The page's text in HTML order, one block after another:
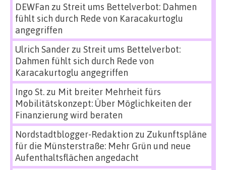
DEWFan zu Streit ums Bettelverbot: Dahmen
fühlt sich durch Rede von Karacakurtoglu
angegriffen
Ulrich Sanderzu Streit ums Bettelverbot:
Dahmen fühlt sich durch Rede von
Karacakurtoglu angegriffen
Ingo St.zu Mit breiter Mehrheit fürs
Mobilitätskonzept: Über Möglichkeiten der
Finanzierung wird beraten
Nordstadtblogger-Redaktion zu Zukunftspläne
für die Münsterstraße: Mehr Grün und neue
Aufenthaltsflächen angedacht